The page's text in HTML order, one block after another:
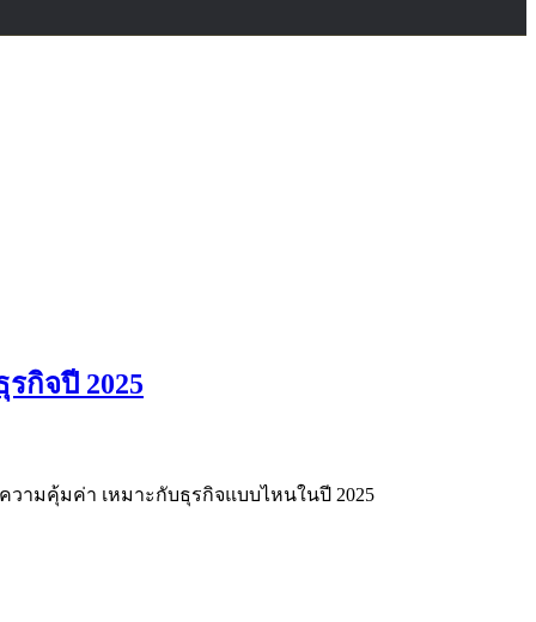
กิจปี 2025
ามคุ้มค่า เหมาะกับธุรกิจแบบไหนในปี 2025